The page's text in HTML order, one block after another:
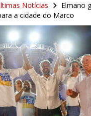
Notícias
Elmano
a cidade do Marco